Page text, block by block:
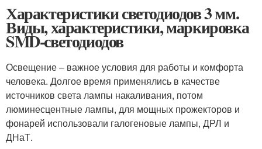
Характеристики светодиодов 3 мм.
Виды, характеристики, маркировка
SMD-светодиодов
Освещение – важное условия для работы и комфорта
человека. Долгое время применялись в качестве
источников света лампы накаливания, потом
люминесцентные лампы, для мощных прожекторов и
фонарей использовали галогеновые лампы, ДРЛ и
ДНаТ.